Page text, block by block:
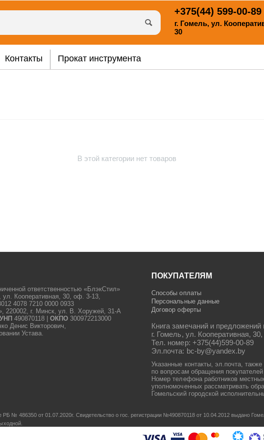
+375(44) 599-00-89
г. Гомель, ул.
30
Контакты Прокат инструмента
В этой категории нет товаров
ответственностью «БлэкСтил»
ул. Кооперативная, 30, оф. 3-13,
4078 7210 0000 0933
220002, г. Минск, ул. В. Хоружей, 31-А
УНП 490870118 |ОКПО 300972213000
Денис Викторович,
Устава.
ПОКУПАТЕЛЯМ
Способы оплаты
Персональные данные
Договор оферты
Книга замечаний и предложений
г. Гомель, ул. Кооперативная,
Тел. номер: +375(44)599-00-89
Эл.почта: bc-by@yandex.by
Указанные контакты, эл.почта,
по вопросам обращения
Номер телефона работников
уполномоченных рассматривать
Гомельский городской
РБ № 486350 от 01.07.2020г. Свидетельство о гос. регистрации №490870118 от 10.04.2012 выдано